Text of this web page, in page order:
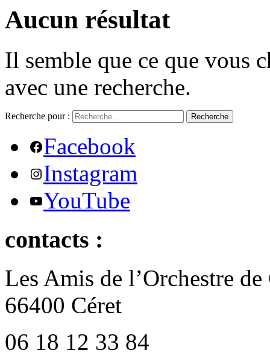
Aucun résultat
Il semble que ce que vous
avec une recherche.
Recherche pour : Recherche
Facebook
Instagram
YouTube
contacts :
Les Amis de l’Orchestre
66400 Céret
06 18 12 33 84